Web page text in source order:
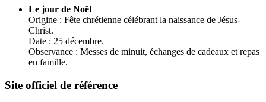
Le jour de Noël
Origine : Fête chrétienne célébrant la naissance de Jésus-
Christ.
Date : 25 décembre.
Observance : Messes de minuit, échanges de cadeaux et repas
en famille.
Site officiel de référence